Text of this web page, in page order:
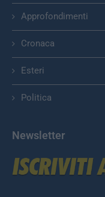
Approfondimenti
Cronaca
Esteri
Politica
Newsletter